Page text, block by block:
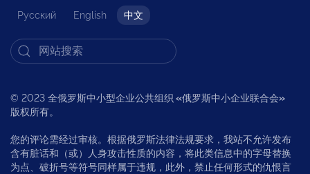
Русский English 中文
© 2023 全俄罗斯中小型企业公共组织 «俄罗斯中小企业联合会»
版权所有。
您的评论需经过审核。根据俄罗斯法律法规要求，我站不允许发布
含有脏话和（或）人身攻击性质的内容，将此类信息中的字母替换
为点、破折号等符号同样属于违规，此外，禁止任何形式的仇恨言